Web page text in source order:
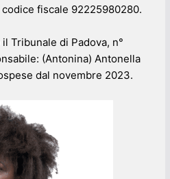
fiscale 92225980280.
Tribunale di Padova, n°
(Antonina) Antonella
dal novembre 2023.